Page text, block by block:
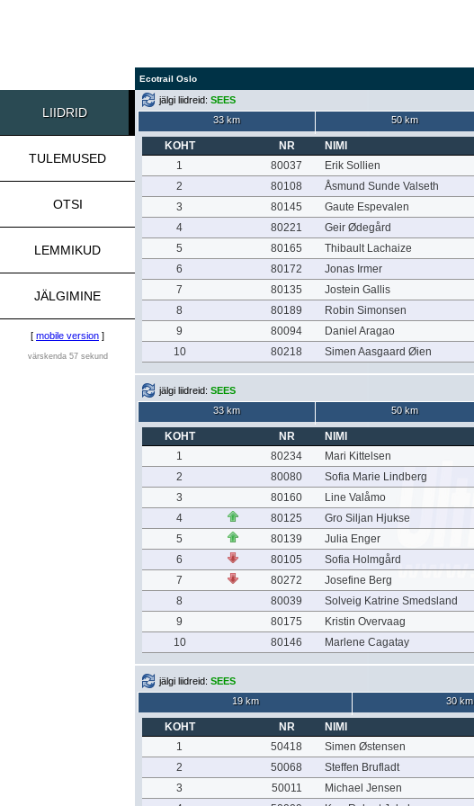
Ecotrail Oslo
LIIDRID
TULEMUSED
OTSI
LEMMIKUD
JÄLGIMINE
[ mobile version ]
värskenda 57 sekund
jälgi liidreid: SEES
33 km
50 km
KOHT NR NIMI
1
80037 Erik Sollien
2
80108 Åsmund Sunde Valseth
3
80145 Gaute Espevalen
4
80221 Geir Ødegård
5
80165 Thibault Lachaize
6
80172 Jonas Irmer
7
80135 Jostein Gallis
8
80189 Robin Simonsen
9
80094 Daniel Aragao
10
80218 Simen Aasgaard Øien
jälgi liidreid: SEES
33 km
50 km
KOHT NR NIMI
1
80234 Mari Kittelsen
2
80080 Sofia Marie Lindberg
3
80160 Line Valåmo
4
80125 Gro Siljan Hjukse
5
80139 Julia Enger
6
80105 Sofia Holmgård
7
80272 Josefine Berg
8
80039 Solveig Katrine Smedsland
9
80175 Kristin Overvaag
10
80146 Marlene Cagatay
jälgi liidreid: SEES
19 km
30 km
KOHT NR NIMI
1
50418 Simen Østensen
2
50068 Steffen Brufladt
3
50011 Michael Jensen